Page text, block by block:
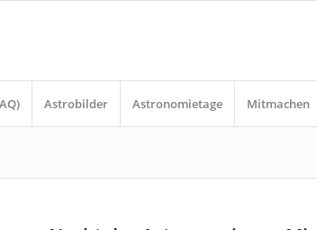
Astrobilder Astronomietage Mitmachen